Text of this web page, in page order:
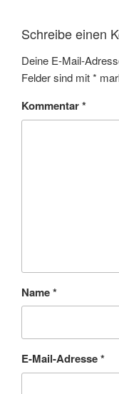
Schreibe einen
Deine E-Mail-
Felder sind mit*
Kommentar*
Name*
E-Mail-Adresse*